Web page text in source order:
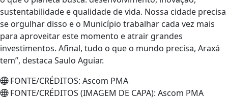
sustentabilidade e qualidade de vida. Nossa cidade precisa
se orgulhar disso e o Município trabalhar cada vez mais
para aproveitar este momento e atrair grandes
investimentos. Afinal, tudo o que o mundo precisa, Araxá
tem”, destaca Saulo Aguiar.
FONTE/CRÉDITOS: Ascom PMA
FONTE/CRÉDITOS (IMAGEM DE CAPA): Ascom PMA